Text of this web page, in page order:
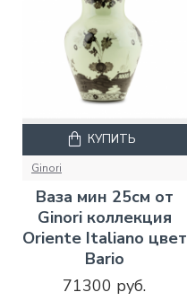
Ginori
Ваза мин 25см от
Ginori коллекция
Oriente Italiano цвет
Bario
71300 руб.
КУПИТЬ